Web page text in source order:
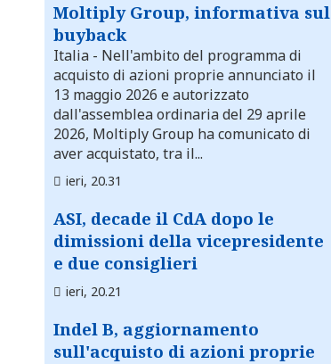
Moltiply Group, informativa sul
buyback
Italia - Nell'ambito del programma di
acquisto di azioni proprie annunciato il
13 maggio 2026 e autorizzato
dall'assemblea ordinaria del 29 aprile
2026, Moltiply Group ha comunicato di
aver acquistato, tra il...
ieri, 20.31
ASI, decade il CdA dopo le
dimissioni della vicepresidente
e due consiglieri
ieri, 20.21
Indel B, aggiornamento
sull'acquisto di azioni proprie